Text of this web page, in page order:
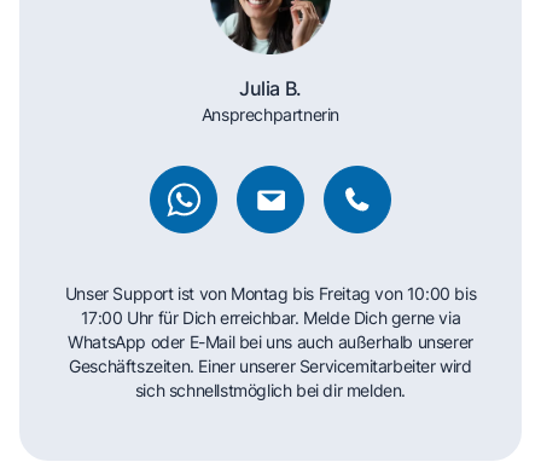
Julia B.
Ansprechpartnerin
Unser Support ist von Montag bis Freitag von 10:00 bis
17:00 Uhr für Dich erreichbar. Melde Dich gerne via
WhatsApp oder E-Mail bei uns auch außerhalb unserer
Geschäftszeiten. Einer unserer Servicemitarbeiter wird
sich schnellstmöglich bei dir melden.